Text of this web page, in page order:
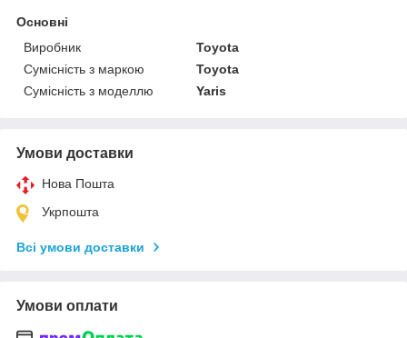
Основні
Виробник
Toyota
Сумісність з маркою
Toyota
Сумісність з моделлю
Yaris
Умови доставки
Нова Пошта
Укрпошта
Всі умови доставки
Умови оплати